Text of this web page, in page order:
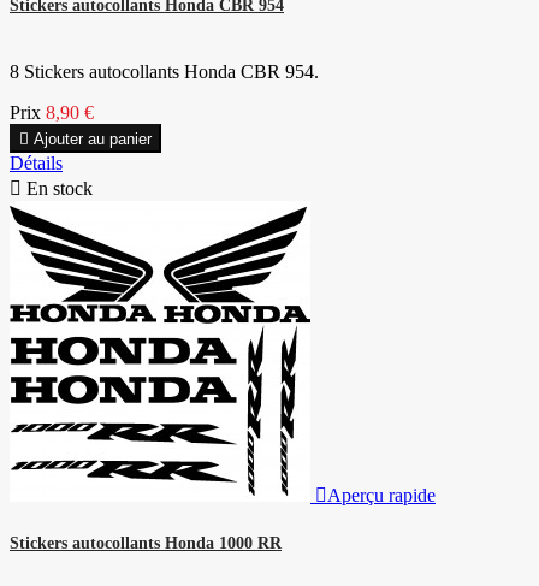
Stickers autocollants Honda CBR 954
8 Stickers autocollants Honda CBR 954.
Prix 8,90 €
 Ajouter au panier
Détails
 En stock
Aperçu rapide
Stickers autocollants Honda 1000 RR